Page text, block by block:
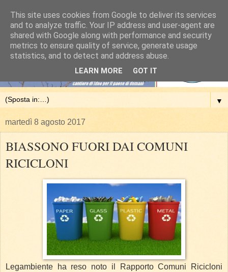
▼
martedì 8 agosto 2017
BIASSONO FUORI DAI COMUNI
RICICLONI
Legambiente ha reso noto il Rapporto Comuni Ricicloni
This site uses cookies from Google to deliver its services
and to analyze traffic. Your IP address and user-agent are
shared with Google along with performance and security
metrics to ensure quality of service, generate usage
statistics, and to detect and address abuse.
LEARN MORE GOT IT